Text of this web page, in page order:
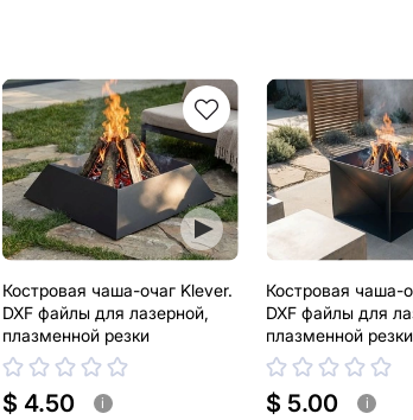
Костровая чаша-очаг Klever.
DXF файлы для лазерной,
плазменной резки
$ 4.50 i
Костровая чаша-
DXF файлы для
плазменной резки
$ 5.00 i